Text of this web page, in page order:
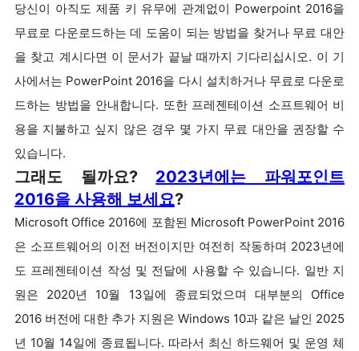
당신이 아직도 제품 키 유무에 관계없이 Powerpoint 2016을
무료로 다운로드하는 데 도움이 되는 방법을 찾거나 무료 대안
을 찾고 계시다면 이 문서가 끝날 때까지 기다리십시오. 이 기
사에서는 PowerPoint 2016을 다시 설치하거나 무료로 다운로
드하는 방법을 안내합니다. 또한 프레젠테이션 소프트웨어 비
용을 지불하고 싶지 않은 경우 몇 가지 무료 대안을 권장할 수
있습니다.
그래도 될까요? 2023년에는 파워포인트
2016을 사용해 보세요?
Microsoft Office 2016에 포함된 Microsoft PowerPoint 2016
은 소프트웨어의 이전 버전이지만 여전히 작동하며 2023년에
도 프레젠테이션 작성 및 전달에 사용할 수 있습니다. 일반 지
원은 2020년 10월 13일에 종료되었으며 대부분의 Office
2016 버전에 대한 추가 지원은 Windows 10과 같은 날인 2025
년 10월 14일에 종료됩니다. 따라서 최신 하드웨어 및 운영 체